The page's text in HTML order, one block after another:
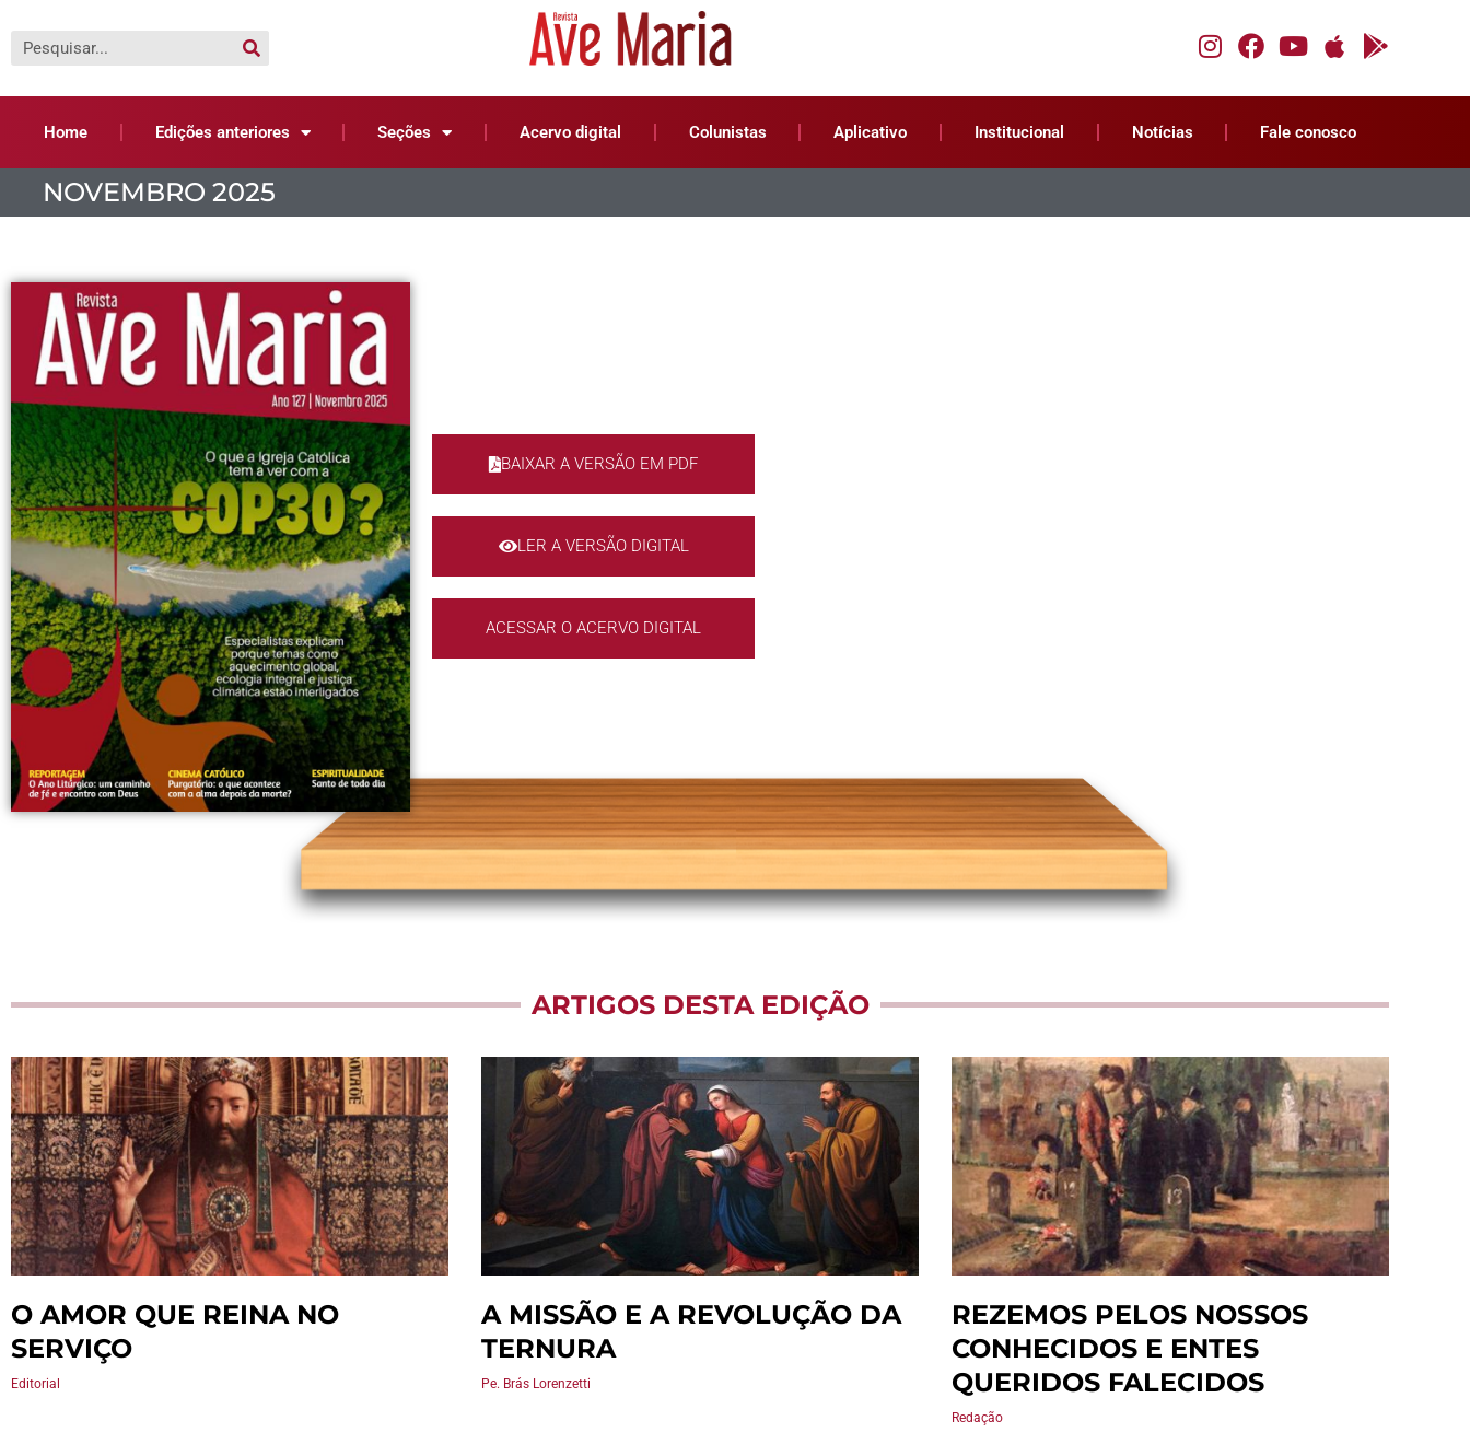
Home Edições anteriores Seções Acervo digital Colunistas Aplicativo Institucional Notícias Fale conosco
NOVEMBRO 2025
BAIXAR A VERSÃO EM PDF
LER A VERSÃO DIGITAL
ACESSAR O ACERVO DIGITAL
ARTIGOS DESTA EDIÇÃO
O AMOR QUE REINA NO
SERVIÇO
Editorial
A MISSÃO E A REVOLUÇÃO DA
TERNURA
Pe. Brás Lorenzetti
REZEMOS PELOS NOSSOS
CONHECIDOS E ENTES
QUERIDOS FALECIDOS
Redação